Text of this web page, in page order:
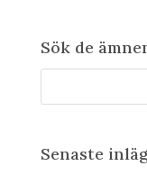
Sök de
Senaste